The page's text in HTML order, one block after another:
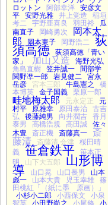
ロットン
阿部幸洋
安彦文
平
安野光雅 井上覚造
稲垣
考二
宇野亜喜良 羽田裕
瓜
南直子
岡崎勇次
岡本太
郎
岡本東子 岡野浩二 荻
須高徳
荻須高徳「青い
家」
加山又造
海野光弘
角島直樹
笠井誠一
間部学
関野凖一郎
岩見健二
宮永
岳彦
宮本三郎 牛島憲之
橋
本博英
金子国義 栗原一郎
畦地梅太郎 元永定正
元
村平
原雅幸 原田泰治
古吉
弘
後藤純男 向井潤吉
香月
泰男
高橋浩規 高田誠
佐々
木豊
斎正機 斎藤真一
斎
藤清
斎藤清 会津
桜田晴
義
笹倉鉄平
笹本正
明
山下大五郎 山形博
導 山口晃 山口長男
山本
彪一
山本大貴 児玉幸雄
篠
田桃紅「（紙に墨 原画）」
小杉小二郎
小西保文
小泉
智英
小田野尚之 小尾修
小